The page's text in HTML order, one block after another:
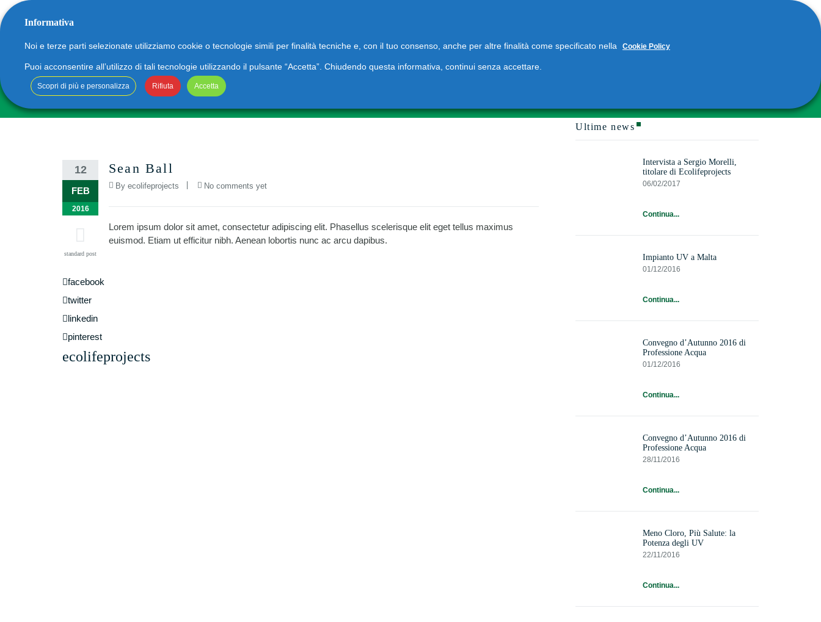
info@ecolifeprojects.com
HOME CHI SIAMO APPLICAZIONI
Acque di piscina
Alimenti e Bevande
Acque nere e grigie
Depurazione abitazioni private
Tecnologia Anticalcare
Condominiale
Attività artigianali e
12
FEB
2016
Sean Ball
By ecolifeprojects No comments yet
Lorem ipsum dolor sit amet, consectetur adipiscing elit. Phasellus scelerisque elit eget tellus maximus
euismod. Etiam ut efficitur nibh. Aenean lobortis nunc ac arcu dapibus.
facebook
twitter
linkedin
pinterest
ecolifeprojects
Ultime news
Intervista a Sergio Morelli,
titolare di Ecolifeprojects
06/02/2017
Continua...
Impianto UV a Malta
01/12/2016
Continua...
Convegno d’Autunno 2016 di
Professione Acqua
01/12/2016
Continua...
Convegno d’Autunno 2016 di
Professione Acqua
28/11/2016
Continua...
Meno Cloro, Più Salute: la
Potenza degli UV
22/11/2016
Continua...
Informativa
Noi e terze parti selezionate utilizziamo cookie o tecnologie simili per finalità tecniche e, con il tuo consenso, anche per altre finalità come specificato nella Cookie Policy
Puoi acconsentire all’utilizzo di tali tecnologie utilizzando il pulsante “Accetta”. Chiudendo questa informativa, continui senza accettare.
Scopri di più e personalizza Rifiuta Accetta